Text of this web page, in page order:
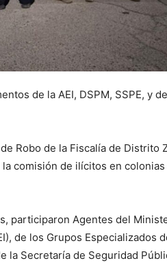
de la AEI, DSPM, SSPE, y
Robo de la Fiscalía de Distrito
comisión de ilícitos en
participaron Agentes del
de los Grupos Especializados
la Secretaría de Seguridad